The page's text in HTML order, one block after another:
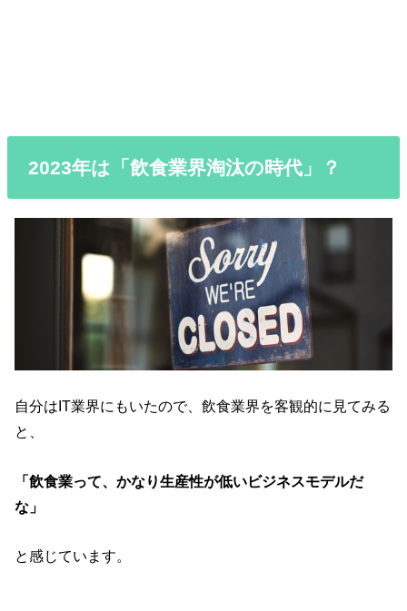
2023年は「飲食業界淘汰の時代」？
自分はIT業界にもいたので、飲食業界を客観的に見てみる
と、
「飲食業って、かなり生産性が低いビジネスモデルだ
な」
と感じています。